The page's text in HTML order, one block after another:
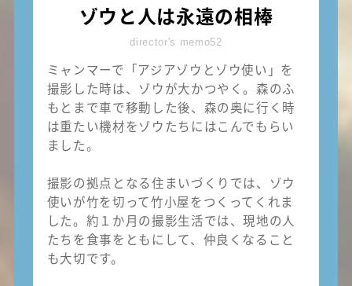
ゾウと人は永遠の相棒
director's memo52
ミャンマーで「アジアゾウとゾウ使い」を
撮影した時は、ゾウが大かつやく。森のふ
もとまで車で移動した後、森の奥に行く時
は重たい機材をゾウたちにはこんでもらい
ました。
撮影の拠点となる住まいづくりでは、ゾウ
使いが竹を切って竹小屋をつくってくれま
した。約１か月の撮影生活では、現地の人
たちを食事をともにして、仲良くなること
も大切です。